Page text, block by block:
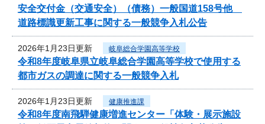
安全交付金（交通安全）（債務）一般国道158号他
道路標識更新工事に関する一般競争入札公告
2026年1月23日更新 岐阜総合学園高等学校
令和8年度岐阜県立岐阜総合学園高等学校で使用する
都市ガスの調達に関する一般競争入札
2026年1月23日更新 健康推進課
令和8年度南飛騨健康増進センター「体験・展示施設